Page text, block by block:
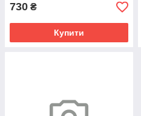
730 ₴
Купити